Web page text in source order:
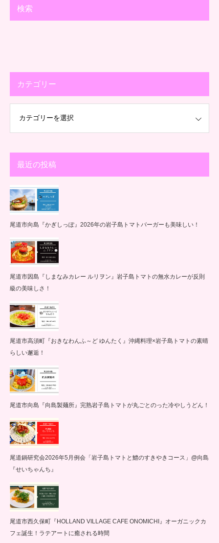
検索
カテゴリー
最近の投稿
尾道市向島『かぎしっぽ』2026年の岩子島トマトバーガーも美味しい！
尾道市因島『しまなみカレー ルリヲン』岩子島トマトの無水カレーが反則
級の美味しさ！
尾道市高須町『おきなわんふ～ど ゆんたく』沖縄料理×岩子島トマトの素晴
らしい邂逅！
尾道市向島『向島製麺所』完熟岩子島トマトが丸ごとのった冷やしうどん！
尾道鍋研究会2026年5月例会「岩子島トマトと鱧のすきやきコース」@向島
『せいちゃんち』
尾道市西久保町『HOLLAND VILLAGE CAFE ONOMICHI』オーガニックカ
フェ誕生！ラテアートに癒される時間